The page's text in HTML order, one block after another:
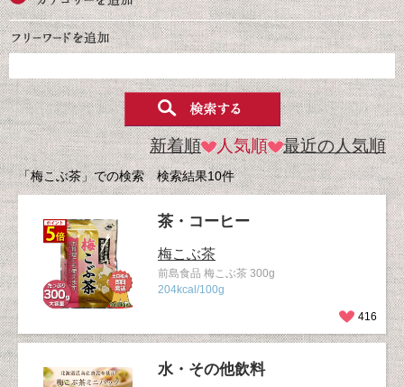
新着順 人気順 最近の人気順
「梅こぶ茶」での検索 検索結果10件
茶・コーヒー
梅こぶ茶
前島食品 梅こぶ茶 300g
204kcal/100g
416
水・その他飲料